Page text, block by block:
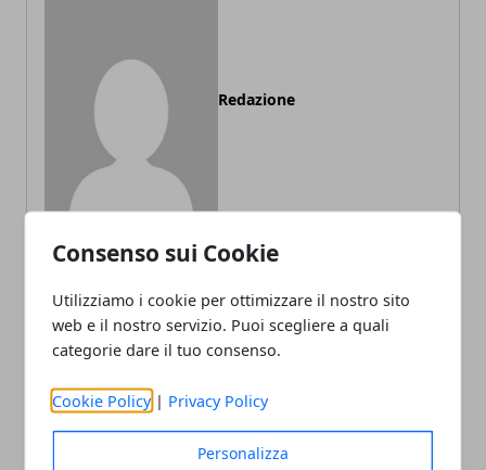
Consenso sui Cookie
Utilizziamo i cookie per ottimizzare il nostro sito
web e il nostro servizio. Puoi scegliere a quali
categorie dare il tuo consenso.
Cookie Policy | Privacy Policy
Personalizza
Redazione
ARTICOLI CORRELATI